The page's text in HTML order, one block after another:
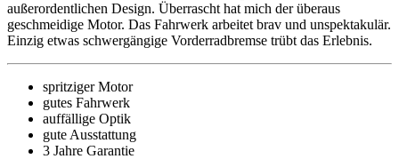
außerordentlichen Design. Überrascht hat mich der überaus
geschmeidige Motor. Das Fahrwerk arbeitet brav und unspektakulär.
Einzig etwas schwergängige Vorderradbremse trübt das Erlebnis.
spritziger Motor
gutes Fahrwerk
auffällige Optik
gute Ausstattung
3 Jahre Garantie